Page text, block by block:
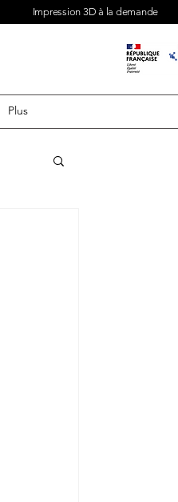
Impression 3D à la demande
Plus